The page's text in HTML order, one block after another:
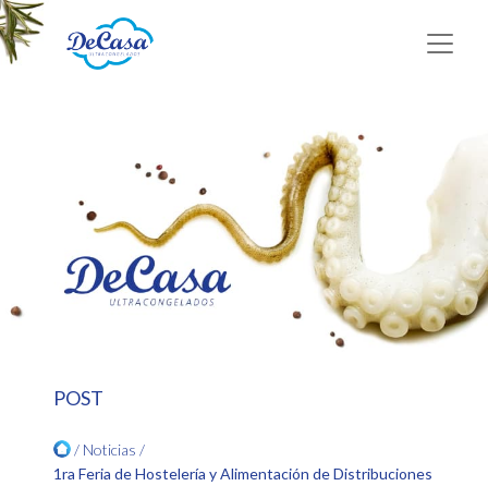
POST
/ Noticias /
1ra Feria de Hostelería y Alimentación de Distribuciones